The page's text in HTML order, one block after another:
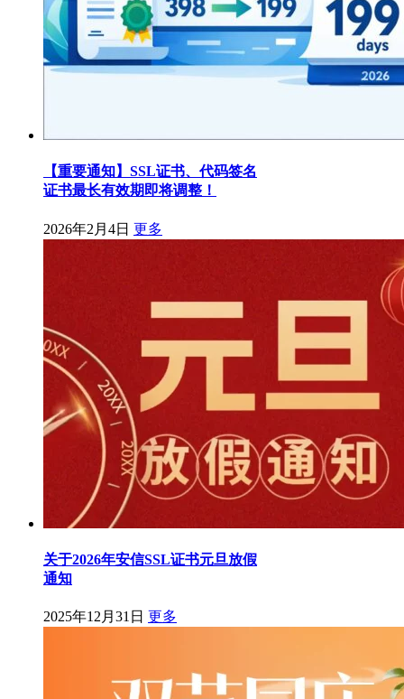
【重要通知】SSL证书、代码签名
证书最长有效期即将调整！
2026年2月4日 更多
关于2026年安信SSL证书元旦放假
通知
2025年12月31日 更多